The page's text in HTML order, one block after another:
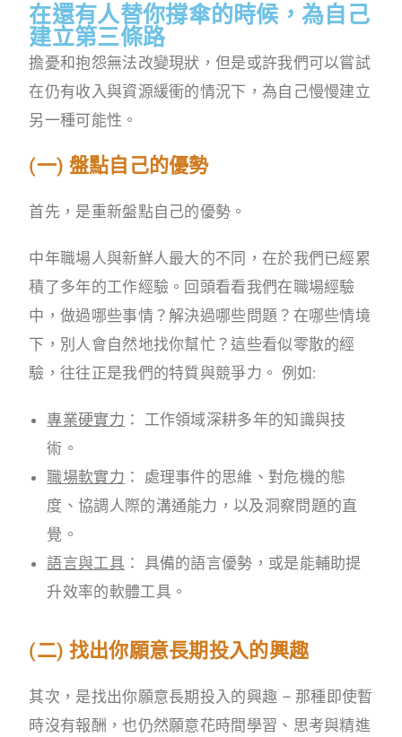
在還有人替你撐傘的時候，為自己
建立第三條路
擔憂和抱怨無法改變現狀，但是或許我們可以嘗試
在仍有收入與資源緩衝的情況下，為自己慢慢建立
另一種可能性。
(一) 盤點自己的優勢
首先，是重新盤點自己的優勢。
中年職場人與新鮮人最大的不同，在於我們已經累
積了多年的工作經驗。回頭看看我們在職場經驗
中，做過哪些事情？解決過哪些問題？在哪些情境
下，別人會自然地找你幫忙？這些看似零散的經
驗，往往正是我們的特質與競爭力。 例如:
專業硬實力 ： 工作領域深耕多年的知識與技
術。
職場軟實力 ： 處理事件的思維、對危機的態
度、協調人際的溝通能力，以及洞察問題的直
覺。
語言與工具 ： 具備的語言優勢，或是能輔助提
升效率的軟體工具。
(二) 找出你願意長期投入的興趣
其次，是找出你願意長期投入的興趣 – 那種即使暫
時沒有報酬，也仍然願意花時間學習、思考與精進